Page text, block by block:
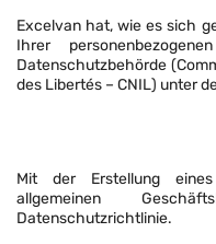
Excelvan hat, wie es sich
Ihrer
Datenschutzbehörde
des Libertés – CNIL) unter
Mit der Erstellung
allgemeinen
Datenschutzrichtlinie.